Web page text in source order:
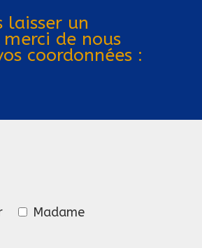
laisser un
merci de nous
coordonnées :
Madame